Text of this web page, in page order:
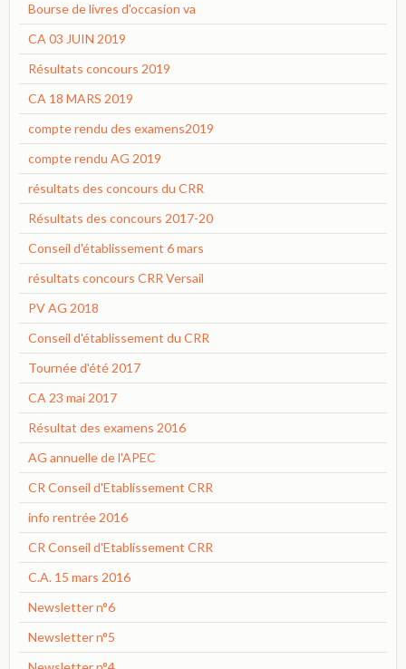
Bourse de livres d'occasion va
CA 03 JUIN 2019
Résultats concours 2019
CA 18 MARS 2019
compte rendu des examens2019
compte rendu AG 2019
résultats des concours du CRR
Résultats des concours 2017-20
Conseil d'établissement 6 mars
résultats concours CRR Versail
PV AG 2018
Conseil d'établissement du CRR
Tournée d'été 2017
CA 23 mai 2017
Résultat des examens 2016
AG annuelle de l'APEC
CR Conseil d'Etablissement CRR
info rentrée 2016
CR Conseil d'Etablissement CRR
C.A. 15 mars 2016
Newsletter n°6
Newsletter n°5